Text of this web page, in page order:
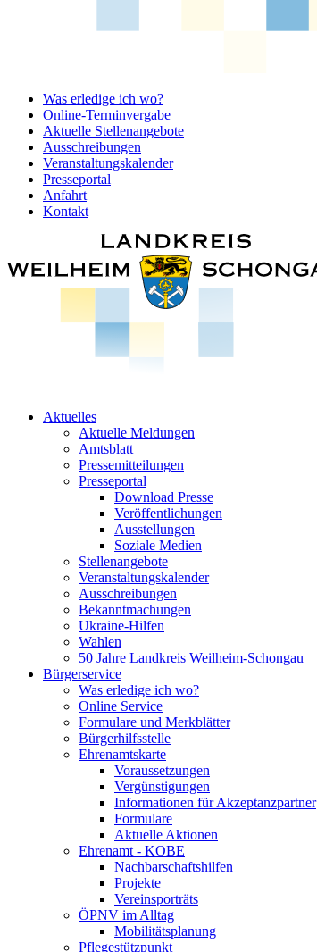
Was erledige ich wo?
Online-Terminvergabe
Aktuelle Stellenangebote
Ausschreibungen
Veranstaltungskalender
Presseportal
Anfahrt
Kontakt
Aktuelles
Aktuelle Meldungen
Amtsblatt
Pressemitteilungen
Presseportal
Download Presse
Veröffentlichungen
Ausstellungen
Soziale Medien
Stellenangebote
Veranstaltungskalender
Ausschreibungen
Bekanntmachungen
Ukraine-Hilfen
Wahlen
50 Jahre Landkreis Weilheim-Schongau
Bürgerservice
Was erledige ich wo?
Online Service
Formulare und Merkblätter
Bürgerhilfsstelle
Ehrenamtskarte
Voraussetzungen
Vergünstigungen
Informationen für Akzeptanzpartner
Formulare
Aktuelle Aktionen
Ehrenamt - KOBE
Nachbarschaftshilfen
Projekte
Vereinsporträts
ÖPNV im Alltag
Mobilitätsplanung
Pflegestützpunkt